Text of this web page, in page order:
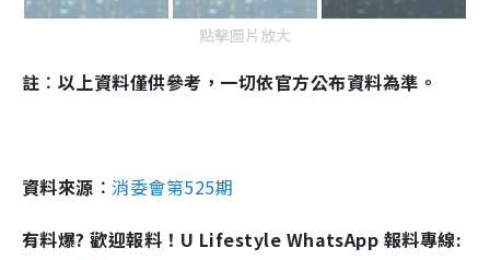
點擊圖片放大
註︰以上資料僅供參考，一切依官方公布資料為準。
資料來源︰消委會第525期
有料爆? 歡迎報料！U Lifestyle WhatsApp 報料專線: